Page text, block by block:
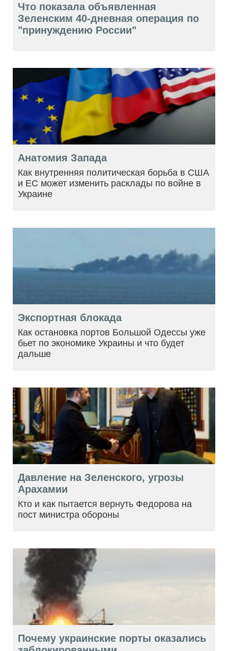
Что показала объявленная
Зеленским 40-дневная операция по
"принуждению России"
Анатомия Запада
Как внутренняя политическая борьба в США
и ЕС может изменить расклады по войне в
Украине
Экспортная блокада
Как остановка портов Большой Одессы уже
бьет по экономике Украины и что будет
дальше
Давление на Зеленского, угрозы
Арахамии
Кто и как пытается вернуть Федорова на
пост министра обороны
Почему украинские порты оказались